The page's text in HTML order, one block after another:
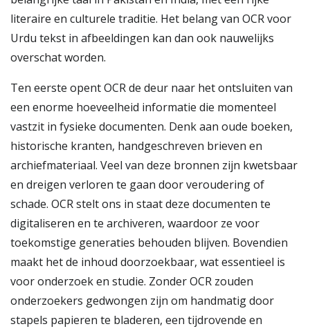
literaire en culturele traditie. Het belang van OCR voor
Urdu tekst in afbeeldingen kan dan ook nauwelijks
overschat worden.
Ten eerste opent OCR de deur naar het ontsluiten van
een enorme hoeveelheid informatie die momenteel
vastzit in fysieke documenten. Denk aan oude boeken,
historische kranten, handgeschreven brieven en
archiefmateriaal. Veel van deze bronnen zijn kwetsbaar
en dreigen verloren te gaan door veroudering of
schade. OCR stelt ons in staat deze documenten te
digitaliseren en te archiveren, waardoor ze voor
toekomstige generaties behouden blijven. Bovendien
maakt het de inhoud doorzoekbaar, wat essentieel is
voor onderzoek en studie. Zonder OCR zouden
onderzoekers gedwongen zijn om handmatig door
stapels papieren te bladeren, een tijdrovende en